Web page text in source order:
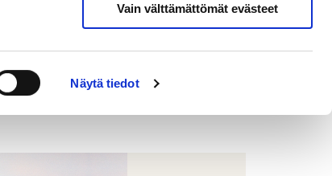
Näytä tiedot
Vain välttämättömät evästeet